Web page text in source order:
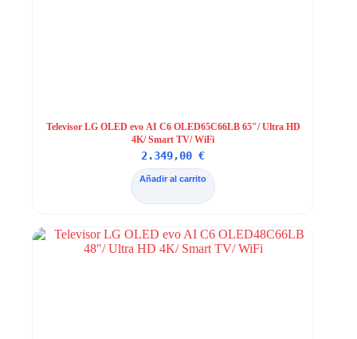
Televisor LG OLED evo AI C6 OLED65C66LB 65″/ Ultra HD
4K/ Smart TV/ WiFi
2.349,00€
Añadir al carrito